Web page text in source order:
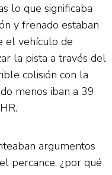
lo que significaba
y frenado estaban
el vehículo de
la pista a través del
colisión con la
menos iban a 39
argumentos
percance, ¿por qué